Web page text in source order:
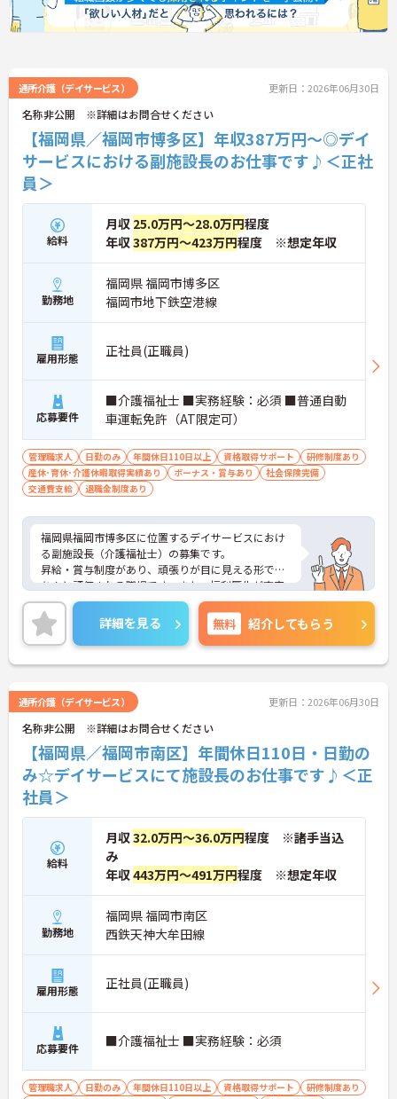
通所介護（デイサービス） 更新日：2026年06月30日
名称非公開 ※詳細はお問合せください
【福岡県／福岡市博多区】年収387万円～◎デイ
サービスにおける副施設長のお仕事です♪＜正社
員＞
給料
月収 25.0万円～28.0万円程度
年収387万円～423万円程度 ※想定年収
勤務地
福岡県 福岡市博多区
福岡市地下鉄空港線
雇用形態 正社員(正職員)
応募要件
■介護福祉士 ■実務経験：必須 ■普通自動
車運転免許（AT限定可）
管理職求人 日勤のみ 年間休日110日以上 資格取得サポート
研修制度あり
産休･育休･介護休暇取得実績あり
ボーナス・賞与あり
社会保険完備
交通費支給
退職金制度あり
福岡県福岡市博多区に位置するデイサービスにおけ
る副施設長（介護福祉士）の募集です。
昇給・賞与制度があり、頑張りが目に見える形でき
ちんと評価される職場です。また、福利厚生が充実
しています。働きやすい環境が整っており、安心し
てご勤務いただけます。
ご興味のある方には、面接対策ポイントなど、さら
に詳細をご案内しますのでお気軽にご相談くださ
い！
詳細を見る 無料 紹介してもらう
通所介護（デイサービス） 更新日：2026年06月30日
名称非公開 ※詳細はお問合せください
【福岡県／福岡市南区】年間休日110日・日勤の
み☆デイサービスにて施設長のお仕事です♪＜正
社員＞
給料
月収32.0万円～36.0万円程度 ※諸手当込
み
年収443万円～491万円程度 ※想定年収
勤務地
福岡県 福岡市南区
西鉄天神大牟田線
雇用形態 正社員(正職員)
応募要件 ■介護福祉士 ■実務経験：必須
管理職求人 日勤のみ 年間休日110日以上 資格取得サポート
研修制度あり